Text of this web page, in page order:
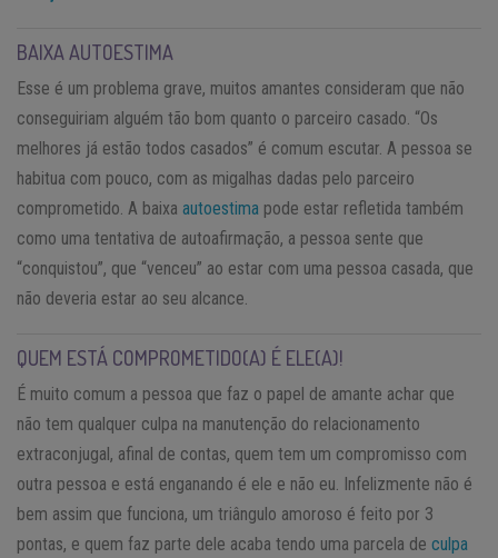
BAIXA AUTOESTIMA
Esse é um problema grave, muitos amantes consideram que não
conseguiriam alguém tão bom quanto o parceiro casado. “Os
melhores já estão todos casados” é comum escutar. A pessoa se
habitua com pouco, com as migalhas dadas pelo parceiro
comprometido. A baixa autoestima pode estar refletida também
como uma tentativa de autoafirmação, a pessoa sente que
“conquistou”, que “venceu” ao estar com uma pessoa casada, que
não deveria estar ao seu alcance.
QUEM ESTÁ COMPROMETIDO(A) É ELE(A)!
É muito comum a pessoa que faz o papel de amante achar que
não tem qualquer culpa na manutenção do relacionamento
extraconjugal, afinal de contas, quem tem um compromisso com
outra pessoa e está enganando é ele e não eu. Infelizmente não é
bem assim que funciona, um triângulo amoroso é feito por 3
pontas, e quem faz parte dele acaba tendo uma parcela de culpa